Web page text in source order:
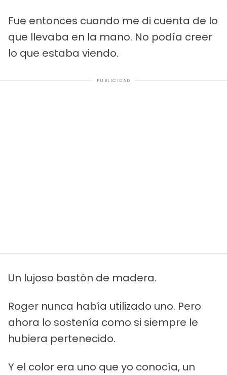
Fue entonces cuando me di cuenta de lo
que llevaba en la mano. No podía creer
lo que estaba viendo.
PUBLICIDAD
Un lujoso bastón de madera.
Roger nunca había utilizado uno. Pero
ahora lo sostenía como si siempre le
hubiera pertenecido.
Y el color era uno que yo conocía, un